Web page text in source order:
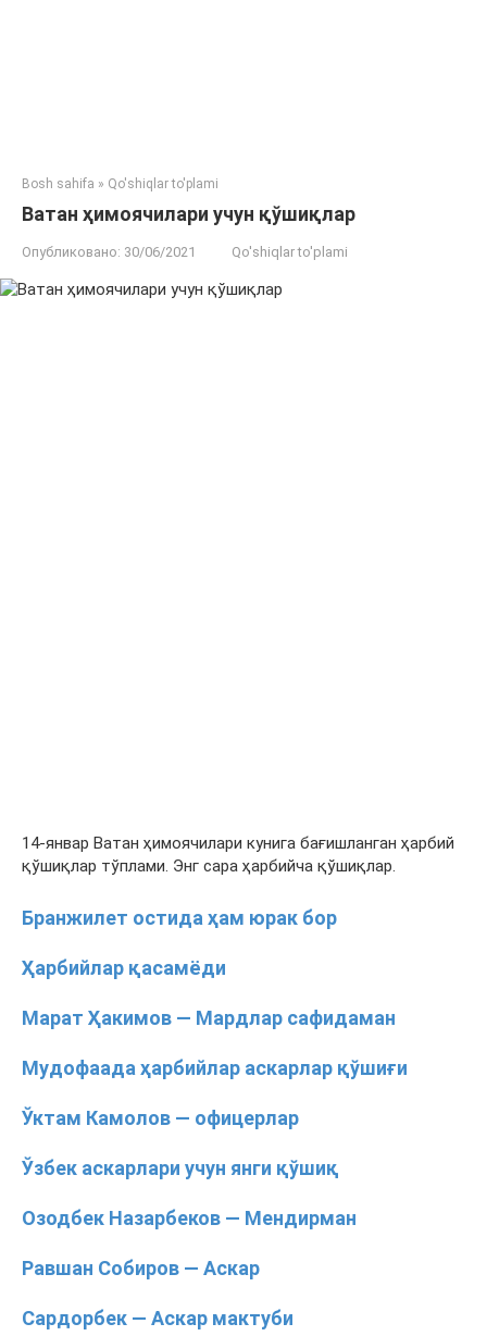
Bosh sahifa » Qo'shiqlar to'plami
Ватан ҳимоячилари учун қўшиқлар
Опубликовано: 30/06/2021 Qo'shiqlar to'plami
14-январ Ватан ҳимоячилари кунига бағишланган ҳарбий
қўшиқлар тўплами. Энг сара ҳарбийча қўшиқлар.
Бранжилет остида ҳам юрак бор
Ҳарбийлар қасамёди
Марат Ҳакимов — Мардлар сафидаман
Мудофаада ҳарбийлар аскарлар қўшиғи
Ўктам Камолов — офицерлар
Ўзбек аскарлари учун янги қўшиқ
Озодбек Назарбеков — Мендирман
Равшан Собиров — Аскар
Сардорбек — Аскар мактуби